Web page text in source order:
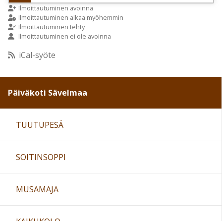
9:00
10:00
12:00
13:00
14:00
15:00
16:00
Ilmoittautuminen avoinna
Ilmoittautuminen alkaa myöhemmin
Ilmoittautuminen tehty
Ilmoittautuminen ei ole avoinna
iCal-syöte
Päiväkoti Sävelmaa
TUUTUPESÄ
SOITINSOPPI
MUSAMAJA